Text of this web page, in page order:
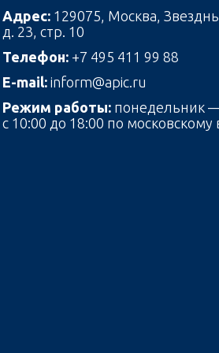
Адрес: 129075, Москва,
д. 23, стр. 10
Телефон: +7 495 411 99 88
E-mail: inform@apic.ru
Режим работы: понедельник
с 10:00 до 18:00 по